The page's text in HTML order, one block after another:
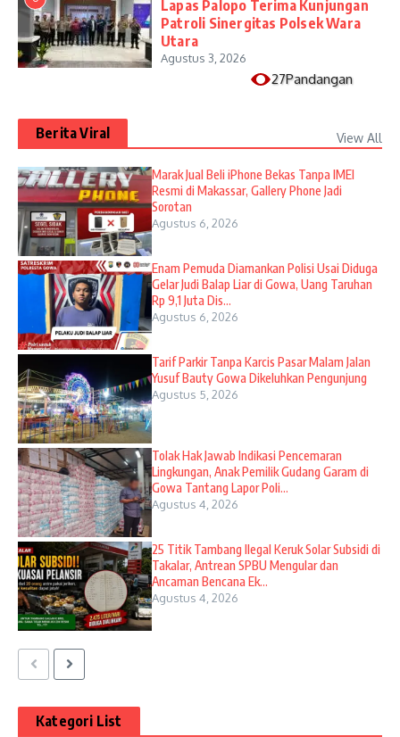
Lapas Palopo Terima Kunjungan
Patroli Sinergitas Polsek Wara
Utara
Agustus 3, 2026
27Pandangan
Berita Viral View All
​Marak Jual Beli iPhone Bekas Tanpa IMEI
Resmi di Makassar, Gallery Phone Jadi
Sorotan
Agustus 6, 2026
Enam Pemuda Diamankan Polisi Usai Diduga
Gelar Judi Balap Liar di Gowa, Uang Taruhan
Rp 9,1 Juta Dis...
Agustus 6, 2026
Tarif Parkir Tanpa Karcis Pasar Malam Jalan
Yusuf Bauty Gowa Dikeluhkan Pengunjung
Agustus 5, 2026
Tolak Hak Jawab Indikasi Pencemaran
Lingkungan, Anak Pemilik Gudang Garam di
Gowa Tantang Lapor Poli...
Agustus 4, 2026
25 Titik Tambang Ilegal Keruk Solar Subsidi di
Takalar, Antrean SPBU Mengular dan
Ancaman Bencana Ek...
Agustus 4, 2026
Kategori List